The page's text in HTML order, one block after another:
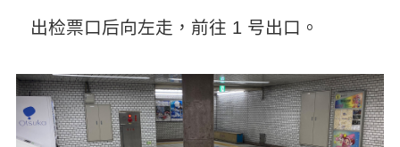
出检票口后向左走，前往 1 号出口。